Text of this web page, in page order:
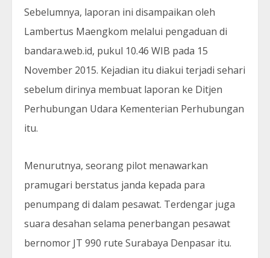
Sebelumnya, laporan ini disampaikan oleh
Lambertus Maengkom melalui pengaduan di
bandara.web.id, pukul 10.46 WIB pada 15
November 2015. Kejadian itu diakui terjadi sehari
sebelum dirinya membuat laporan ke Ditjen
Perhubungan Udara Kementerian Perhubungan
itu.
Menurutnya, seorang pilot menawarkan
pramugari berstatus janda kepada para
penumpang di dalam pesawat. Terdengar juga
suara desahan selama penerbangan pesawat
bernomor JT 990 rute Surabaya Denpasar itu.